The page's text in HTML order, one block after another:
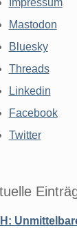
Impressum
Mastodon
Bluesky
Threads
Linkedin
Facebook
Twitter